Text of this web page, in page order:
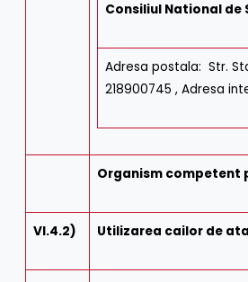
Consiliul National
Adresa postala: Str.
218900745 , Adresa
Organism competent
VI.4.2) Utilizarea cailor de